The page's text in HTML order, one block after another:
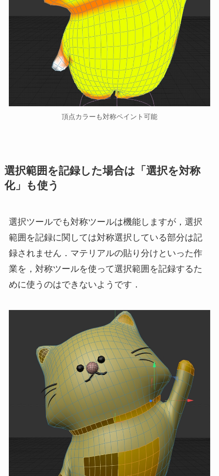
頂点カラーも対称ペイント可能
選択範囲を記録した場合は「選択を対称
化」も使う
選択ツールでも対称ツールは機能しますが，選択
範囲を記録に関しては対称選択している部分は記
録されません．マテリアルの貼り分けといった作
業を，対称ツールを使って選択範囲を記録するた
めに使うのはできないようです．